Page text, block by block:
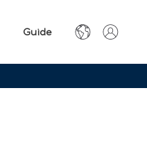
Guide